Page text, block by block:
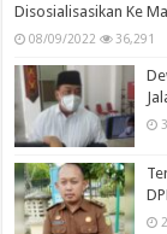
Disosialisasikan Ke
08/09/2022 36,291